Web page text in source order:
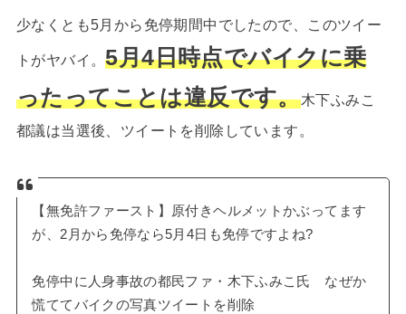
少なくとも5月から免停期間中でしたので、このツイー
トがヤバイ。5月4日時点でバイクに乗
ったってことは違反です。木下ふみこ
都議は当選後、ツイートを削除しています。
【無免許ファースト】原付きヘルメットかぶってます
が、2月から免停なら5月4日も免停ですよね?
免停中に人身事故の都民ファ・木下ふみこ氏 なぜか
慌ててバイクの写真ツイートを削除